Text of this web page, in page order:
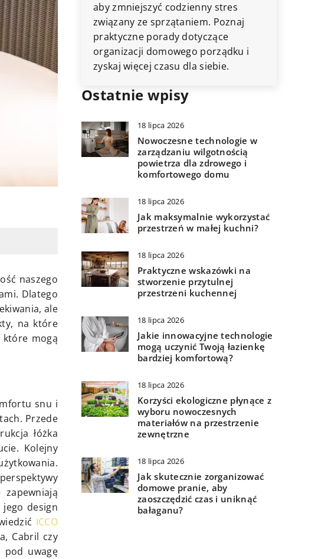
naszego
Dlatego
ale
na które
mogą
snu i
Przede
łóżka
Kolejny
design
ICCO
Cabril czy
pod uwagę
i
aby zmniejszyć codzienny stres
związany ze sprzątaniem. Poznaj
praktyczne porady dotyczące
organizacji domowego porządku i
zyskaj więcej czasu dla siebie.
Ostatnie wpisy
18 lipca 2026
Nowoczesne technologie w
zarządzaniu wilgotnością
powietrza dla zdrowego i
komfortowego domu
18 lipca 2026
Jak maksymalnie wykorzystać
przestrzeń w małej kuchni?
18 lipca 2026
Praktyczne wskazówki na
stworzenie przytulnej
przestrzeni kuchennej
18 lipca 2026
Jakie innowacyjne technologie
mogą uczynić Twoją łazienkę
bardziej komfortową?
18 lipca 2026
Korzyści ekologiczne płynące z
wyboru nowoczesnych
materiałów na przestrzenie
zewnętrzne
18 lipca 2026
Jak skutecznie zorganizować
domowe pranie, aby
zaoszczędzić czas i uniknąć
bałaganu?